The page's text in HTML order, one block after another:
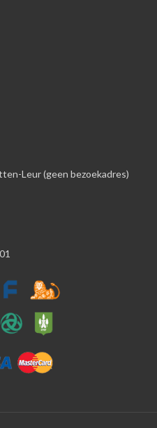
Leur (geen bezoekadres)